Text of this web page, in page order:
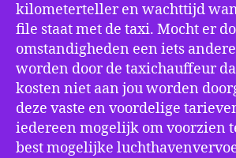
kilometerteller en wachttijd
file staat met de taxi. Mocht er
omstandigheden een iets
worden door de taxichauffeur
kosten niet aan jou worden
deze vaste en voordelige
iedereen mogelijk om voorzien
best mogelijke